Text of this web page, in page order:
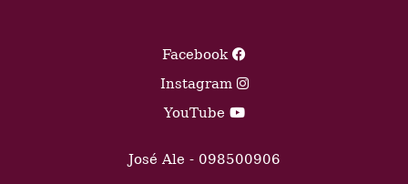
Facebook
Instagram
YouTube
José Ale - 098500906